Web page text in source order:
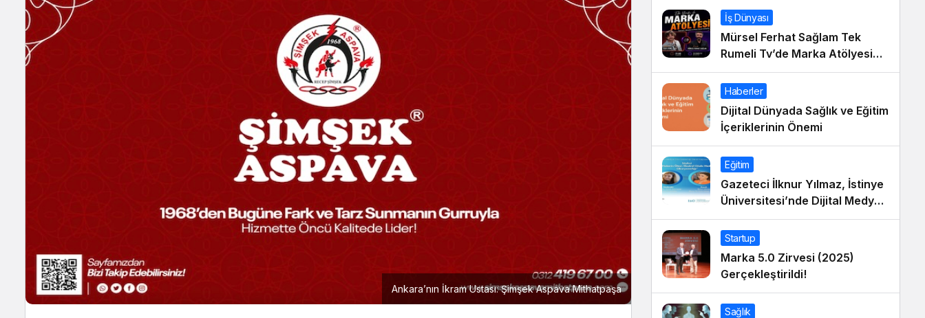
Ankara’nın İkram Ustası: Şimşek Aspava Mithatpaşa
İş Dünyası
Mürsel Ferhat Sağlam Tek
Rumeli Tv’de Marka Atölyesi
Programına Konuk Oldu
Haberler
Dijital Dünyada Sağlık ve Eğitim
İçeriklerinin Önemi
Eğitim
Gazeteci İlknur Yılmaz, İstinye
Üniversitesi’nde Dijital Medya
Okuryazarlığı Dersinin Konuğu
Oldu
Startup
Marka 5.0 Zirvesi (2025)
Gerçekleştirildi!
Sağlık